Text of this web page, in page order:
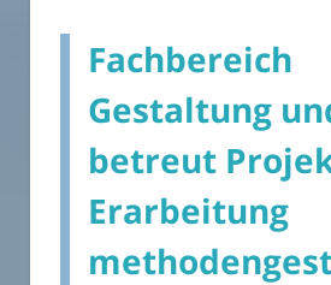
Fachbereich
Gestaltung
betreut
Erarbeitung